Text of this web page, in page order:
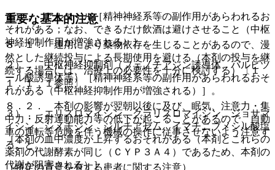
１）． アルコール［精神神経系等の副作用があらわれるお
それがある；なお、できるだけ飲酒は避けさせること（中枢
神経抑制作用が増強される）］。
２）． 中枢神経抑制剤（フェノチアジン誘導体、バルビツ
ール酸誘導体等）［精神神経系等の副作用があらわれるおそ
れがある（中枢神経抑制作用が増強される）］。
３）． エリスロマイシン、クラリスロマイシン、ジョサマ
イシン、シメチジン、ジルチアゼム、イマチニブメシル酸塩
［本剤の血中濃度が上昇するおそれがある（本剤とこれらの
薬剤の代謝酵素が同じ（ＣＹＰ３Ａ４）であるため、本剤の
代謝が阻害される）］。
重要な基本的注意
８．１． 連用により薬物依存を生じることがあるので、漫
然とした継続投与による長期使用を避ける（本剤の投与を継
続する場合には、治療上の必要性を十分に検討する）〔１
１．１．１参照〕。
８．２． 本剤の影響が翌朝以後に及び、眠気、注意力・集
中力・反射運動能力等の低下が起こることがあるので、自動
車の運転等危険を伴う機械の操作に従事させないよう注意す
ること。
（特定の背景を有する患者に関する注意）